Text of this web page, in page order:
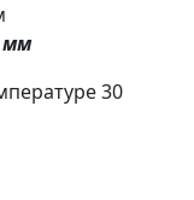
мм
30